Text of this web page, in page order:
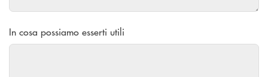
In cosa possiamo esserti utili